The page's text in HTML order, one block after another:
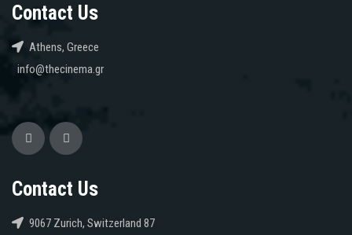
Contact Us
Athens, Greece
info@thecinema.gr
Contact Us
9067 Zurich, Switzerland 87